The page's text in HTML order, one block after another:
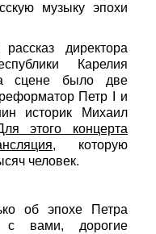
музыку эпохи
директора
Карелия
сцене было две
Петр I и
историк Михаил
этого концерта
, которую
человек.
об эпохе Петра
вами, дорогие